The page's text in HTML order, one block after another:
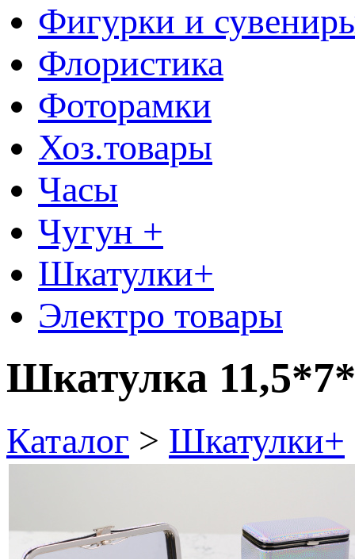
Фигурки и
Флористика
Фоторамки
Хоз.товары
Часы
Чугун +
Шкатулки+
Электро товары
Шкатулка
Каталог > Шкатулки+